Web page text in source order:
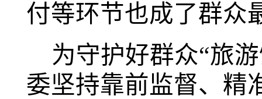
付等环节也成了群众
为守护好群众“旅
委坚持靠前监督、精